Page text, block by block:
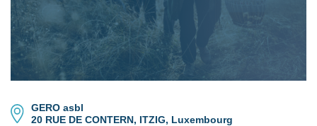
GERO asbl
20 RUE DE CONTERN, ITZIG, Luxembourg